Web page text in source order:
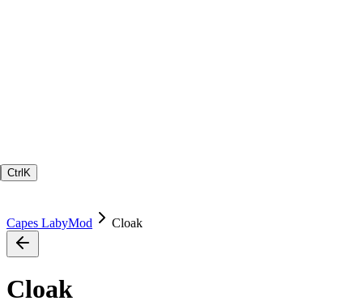
Ctrl K
Capes LabyMod Cloak
Cloak